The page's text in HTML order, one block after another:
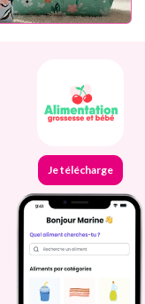
Je télécharge